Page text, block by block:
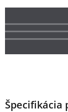
Špecifikácia